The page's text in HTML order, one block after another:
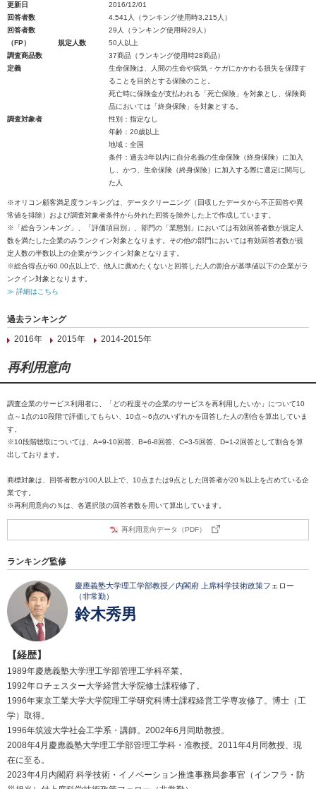
更新日
2016/12/01
回答者数
4,541人（ランキング使用時3,215人）
回答者数
（FP）
29人（ランキング使用時29人）
規定人数
50人以上
調査商品数
37商品（ランキング使用時28商品）
定義
生命保険は、人間の生命や病気・ケガにかかわる損失を保障す
ることを目的とする保険のこと。
死亡時に保険金が支払われる「死亡保険」を対象とし、保険商
品においては「終身保険」を対象とする。
調査対象者
性別：指定なし
年齢：20歳以上
地域：全国
条件：過去3年以内に自分名義の生命保険（終身保険）に加入
し、かつ、生命保険（終身保険）に加入する際に選定に関与し
た人
※オリコン顧客満足度ランキングは、データクリーニング（回収したデータから不正回答や異
常値を排除）および調査対象者条件から外れた回答を除外した上で作成しています。
※「総合ランキング」、「評価項目別」、部門の「業態別」においては有効回答者数が規定人
数を満たした企業のみランクイン対象となります。その他の部門においては有効回答者数が規
定人数の半数以上の企業がランクイン対象となります。
※総合得点が60.00点以上で、他人に薦めたくないと回答した人の割合が基準値以下の企業がラ
ンクイン対象となります。
≫ 詳細はこちら
過去ランキング
2016年
2015年 2014-2015年
再利用意向
調査企業のサービス利用者に、「どの程度その企業のサービスを再利用したいか」について10
点～1点の10段階で評価してもらい、10点～6点のいずれかを回答した人の割合を算出していま
す。
※10段階聴取については、A=9-10回答、B=6-8回答、C=3-5回答、D=1-2回答として割合を算
出しております。
商標対象は、回答者数が100人以上で、10点または9点とした回答者が20％以上を占めている企
業です。
※再利用意向の％は、各選択肢の回答者数を用いて算出しています。
再利用意向データ（PDF）
ランキング監修
慶應義塾大学理工学部教授／内閣府 上席科学技術政策フェロー
（非常勤）
鈴木秀男
【経歴】
1989年慶應義塾大学理工学部管理工学科卒業。
1992年ロチェスター大学経営大学院修士課程修了。
1996年東京工業大学大学院理工学研究科博士課程経営工学専攻修了。博士（工
学）取得。
1996年筑波大学社会工学系・講師。2002年6月同助教授。
2008年4月慶應義塾大学理工学部管理工学科・准教授。2011年4月同教授、現
在に至る。
2023年4月内閣府 科学技術・イノベーション推進事務局参事官（インフラ・防